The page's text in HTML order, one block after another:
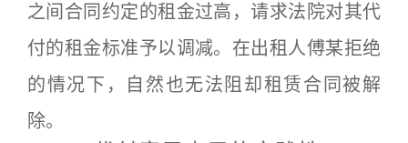
之间合同约定的租金过高，请求法院对其代
付的租金标准予以调减。在出租人傅某拒绝
的情况下，自然也无法阻却租赁合同被解
除。